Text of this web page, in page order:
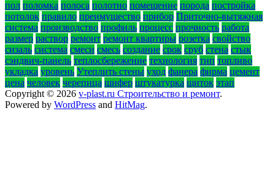
пол поломка полоса полотно помещение порода постройка
потолок правило преимущество прибор Приточно-вытяжная
система производство профиль процесс прочность работа
размер раствор ремонт ремонт квартиры розетка свойство
сизаль система смеси смесь создание срок сруб стена стык
сэндвич-панель теплосбережение технология тип топливо
укладка уровень Утеплить стены уход фанера фирма цемент
цена человек черепица шифер штукатурка щиток этап
Copyright © 2026 v-plast.ru Строительство и ремонт.
Powered by WordPress and HitMag.